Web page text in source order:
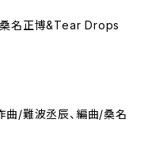
桑名正博&Tear Drops
曲/難波丞辰、編曲/桑名